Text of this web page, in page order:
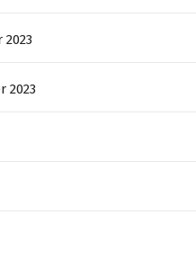
2023
2023